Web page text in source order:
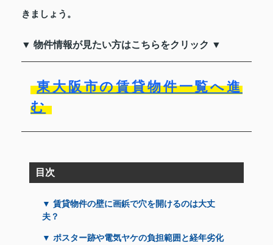
きましょう。
▼ 物件情報が見たい方はこちらをクリック ▼
東大阪市の賃貸物件一覧へ進
む
目次
▼ 賃貸物件の壁に画鋲で穴を開けるのは大丈
夫？
▼ ポスター跡や電気ヤケの負担範囲と経年劣化